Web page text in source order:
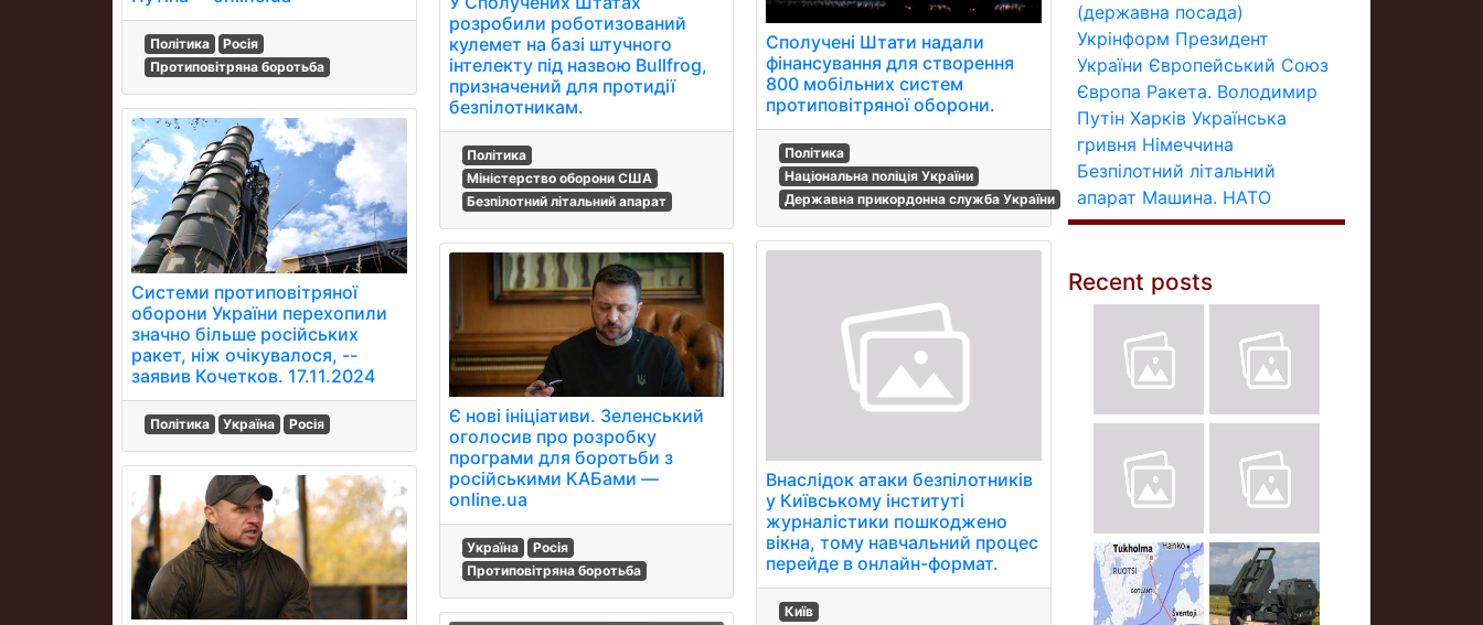
Політика
Росія
Протиповітряна боротьба
Системи протиповітряної
оборони України перехопили
значно більше російських
ракет, ніж очікувалося, --
заявив Кочетков. 17.11.2024
Політика Україна Росія
розробили роботизований
кулемет на базі штучного
інтелекту під назвою Bullfrog,
призначений для протидії
безпілотникам.
Політика
Міністерство оборони США
Безпілотний літальний апарат
Є нові ініціативи. Зеленський
оголосив про розробку
програми для боротьби з
російськими КАБами —
online.ua
Україна
Росія
Протиповітряна боротьба
Сполучені Штати надали
фінансування для створення
800 мобільних систем
протиповітряної оборони.
Політика
Національна поліція України
Державна прикордонна служба України
Внаслідок атаки безпілотників
у Київському інституті
журналістики пошкоджено
вікна, тому навчальний процес
перейде в онлайн-формат.
Київ
(державна посада)
Укрінформ Президент
України Європейський Союз
Європа Ракета. Володимир
Путін Харків Українська
гривня Німеччина
Безпілотний літальний
апарат Машина. НАТО
Recent posts